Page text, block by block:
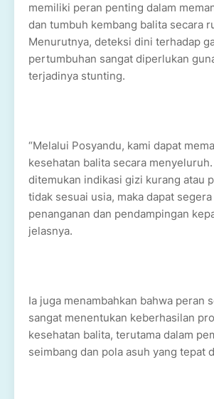
memiliki peran penting dalam
dan tumbuh kembang balita secara
Menurutnya, deteksi dini terhadap
pertumbuhan sangat diperlukan
terjadinya stunting.
“Melalui Posyandu, kami dapat
kesehatan balita secara
ditemukan indikasi gizi kurang atau
tidak sesuai usia, maka dapat
penanganan dan pendampingan
jelasnya.
Ia juga menambahkan bahwa peran
sangat menentukan keberhasilan
kesehatan balita, terutama dalam
seimbang dan pola asuh yang tepat